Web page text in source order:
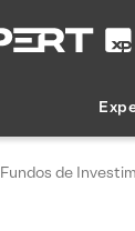
Fundos de